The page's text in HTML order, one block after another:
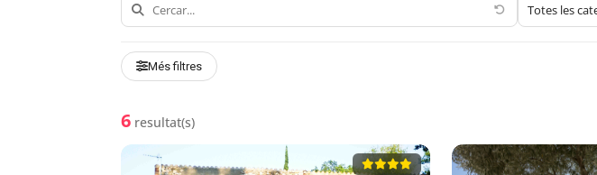
Totes les
Més filtres
6 resultat(s)